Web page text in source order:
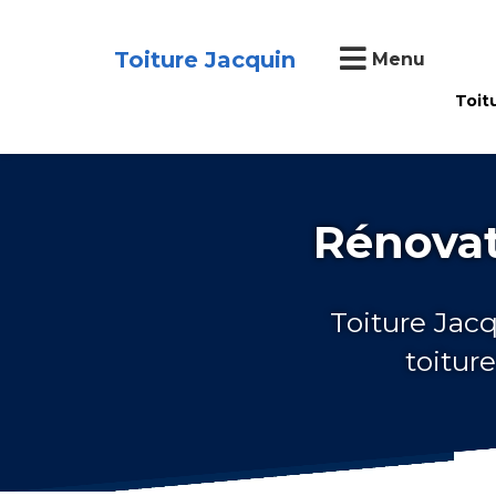
Toiture Jacquin Menu
Toiture